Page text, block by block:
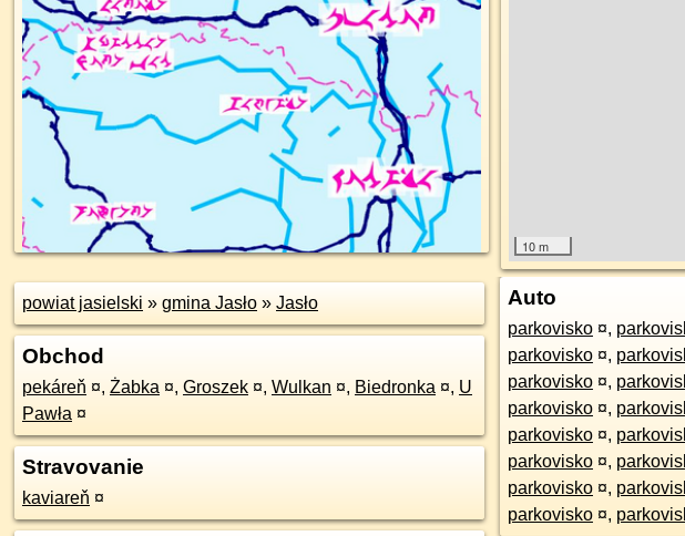
10 m
powiat jasielski » gmina Jasło » Jasło
Obchod
pekáreň ¤, Żabka ¤, Groszek ¤, Wulkan ¤, Biedronka ¤, U
Pawła ¤
Stravovanie
kaviareň ¤
Auto
parkovisko ¤,
parkovisko ¤,
parkovisko ¤,
parkovisko ¤,
parkovisko ¤,
parkovisko ¤,
parkovisko ¤,
parkovisko ¤,